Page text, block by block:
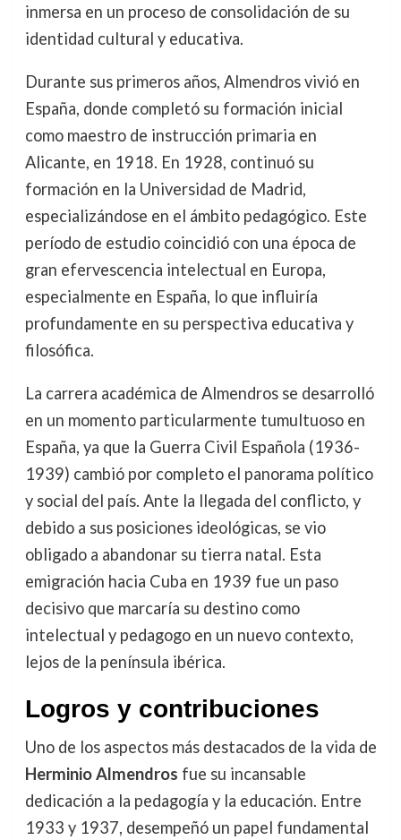
inmersa en un proceso de consolidación de su
identidad cultural y educativa.
Durante sus primeros años, Almendros vivió en
España, donde completó su formación inicial
como maestro de instrucción primaria en
Alicante, en 1918. En 1928, continuó su
formación en la Universidad de Madrid,
especializándose en el ámbito pedagógico. Este
período de estudio coincidió con una época de
gran efervescencia intelectual en Europa,
especialmente en España, lo que influiría
profundamente en su perspectiva educativa y
filosófica.
La carrera académica de Almendros se desarrolló
en un momento particularmente tumultuoso en
España, ya que la Guerra Civil Española (1936-
1939) cambió por completo el panorama político
y social del país. Ante la llegada del conflicto, y
debido a sus posiciones ideológicas, se vio
obligado a abandonar su tierra natal. Esta
emigración hacia Cuba en 1939 fue un paso
decisivo que marcaría su destino como
intelectual y pedagogo en un nuevo contexto,
lejos de la península ibérica.
Logros y contribuciones
Uno de los aspectos más destacados de la vida de
Herminio Almendros fue su incansable
dedicación a la pedagogía y la educación. Entre
1933 y 1937, desempeñó un papel fundamental